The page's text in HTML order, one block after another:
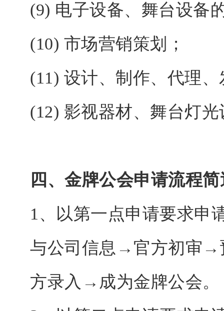
(9) 电子设备、舞台设备
(10) 市场营销策划；
(11) 设计、制作、代理
(12) 影视器材、舞台灯
四、金牌公会申请流程简
1、以第一点申请要求申
与公司信息→官方初审→
方录入→成为金牌公会。